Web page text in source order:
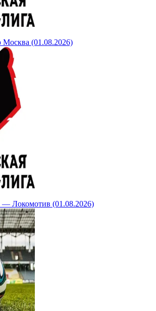
(01.08.2026)
— Локомотив (01.08.2026)